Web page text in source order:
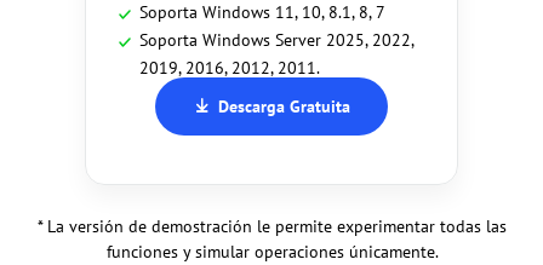
Soporta Windows 11, 10, 8.1, 8, 7
Soporta Windows Server 2025, 2022,
2019, 2016, 2012, 2011.
Descarga Gratuita
* La versión de demostración le permite experimentar todas las
funciones y simular operaciones únicamente.